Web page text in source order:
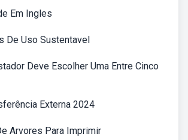
Em Ingles
De Uso Sustentavel
Deve Escolher Uma Entre Cinco
Externa 2024
Arvores Para Imprimir